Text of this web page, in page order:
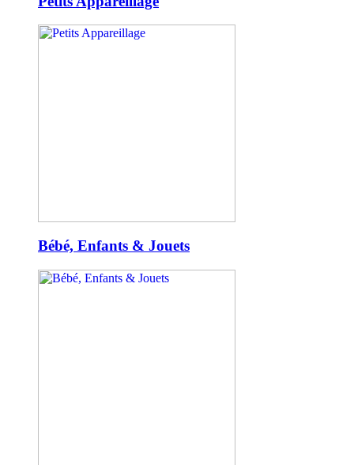
Bébé, Enfants & Jouets